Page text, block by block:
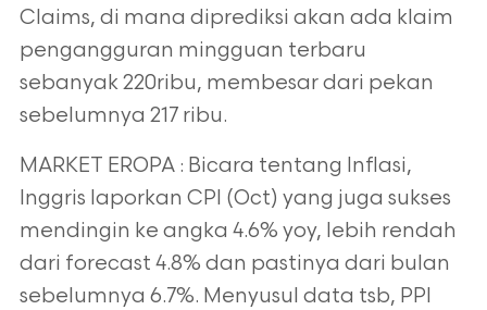
Claims, di mana diprediksi akan ada klaim
pengangguran mingguan terbaru
sebanyak 220ribu, membesar dari pekan
sebelumnya 217 ribu.
MARKET EROPA : Bicara tentang Inflasi,
Inggris laporkan CPI (Oct) yang juga sukses
mendingin ke angka 4.6% yoy, lebih rendah
dari forecast 4.8% dan pastinya dari bulan
sebelumnya 6.7%. Menyusul data tsb, PPI